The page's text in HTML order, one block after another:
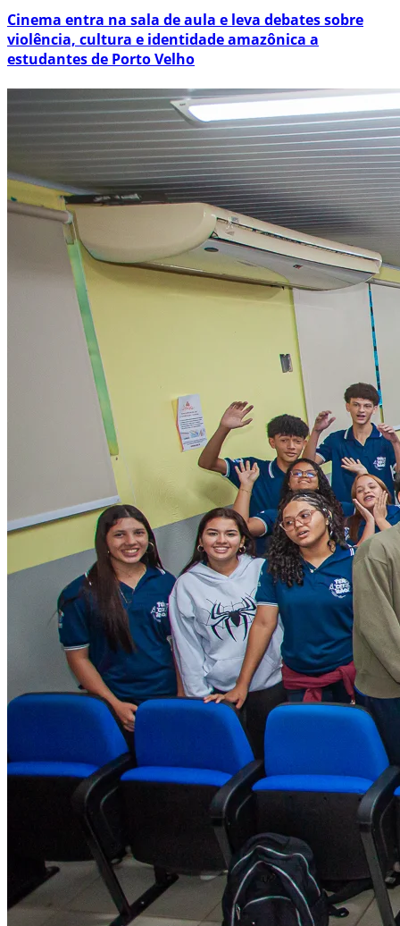
Cinema entra na sala de aula e leva debates sobre
violência, cultura e identidade amazônica a
estudantes de Porto Velho